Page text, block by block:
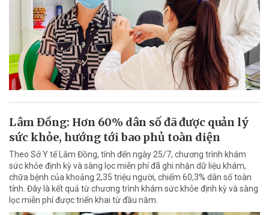
Lâm Đồng: Hơn 60% dân số đã được quản lý
sức khỏe, hướng tới bao phủ toàn diện
Theo Sở Y tế Lâm Đồng, tính đến ngày 25/7, chương trình khám
sức khỏe định kỳ và sàng lọc miễn phí đã ghi nhận dữ liệu khám,
chữa bệnh của khoảng 2,35 triệu người, chiếm 60,3% dân số toàn
tỉnh. Đây là kết quả từ chương trình khám sức khỏe định kỳ và sàng
lọc miễn phí được triển khai từ đầu năm.